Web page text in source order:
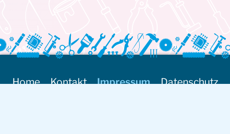
Home Kontakt Impressum
Datenschutz